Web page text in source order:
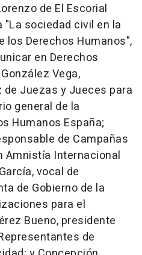
de El Escorial
"La sociedad civil en la
los Derechos Humanos",
en Derechos
Vega,
Juezas y Jueces para
general de la
Humanos España;
de Campañas
Amnistía Internacional
vocal de
de Gobierno de la
para el
Bueno, presidente
de